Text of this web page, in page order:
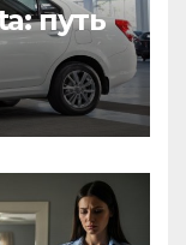
путь